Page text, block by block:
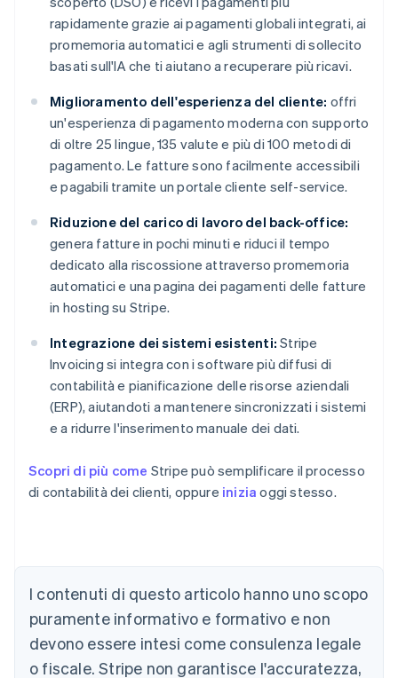
rapidamente grazie ai pagamenti globali integrati, ai
promemoria automatici e agli strumenti di sollecito
basati sull'IA che ti aiutano a recuperare più ricavi.
Miglioramento dell'esperienza del cliente: offri
un'esperienza di pagamento moderna con supporto
di oltre 25 lingue, 135 valute e più di 100 metodi di
pagamento. Le fatture sono facilmente accessibili
e pagabili tramite un portale cliente self-service.
Riduzione del carico di lavoro del back-office:
genera fatture in pochi minuti e riduci il tempo
dedicato alla riscossione attraverso promemoria
automatici e una pagina dei pagamenti delle fatture
in hosting su Stripe.
Integrazione dei sistemi esistenti: Stripe
Invoicing si integra con i software più diffusi di
contabilità e pianificazione delle risorse aziendali
(ERP), aiutandoti a mantenere sincronizzati i sistemi
e a ridurre l'inserimento manuale dei dati.
Scopri di più come Stripe può semplificare il processo
di contabilità dei clienti, oppure inizia oggi stesso.
I contenuti di questo articolo hanno uno scopo
puramente informativo e formativo e non
devono essere intesi come consulenza legale
o fiscale. Stripe non garantisce l'accuratezza,
Australia
Austria
Português English
English
Canada
English Français